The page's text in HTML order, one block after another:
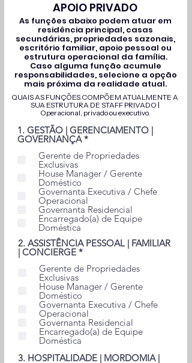
APOIO PRIVADO
As funções abaixo podem atuar em
residência principal, casas
secundárias, propriedades sazonais,
escritório familiar, apoio pessoal ou
estrutura operacional da família.
Caso alguma função acumule
responsabilidades, selecione a opção
mais próxima da realidade atual.
QUAIS AS FUNÇÕES COMPÕEM ATUALMENTE A
SUA ESTRUTURA DE STAFF PRIVADO |
Operacional, privado ou executivo.
1. GESTÃO | GERENCIAMENTO |
GOVERNANÇA *O
r
g
t
r
i
Gerente de Propriedades
Exclusivas
House Manager / Gerente
Doméstico
Governanta Executiva / Chefe
Operacional
Governanta Residencial
Encarregado(a) de Equipe
Doméstica
2. ASSISTÊNCIA PESSOAL | FAMILIAR
| CONCIERGE *O
r
g
t
ó
r
i
Gerente de Propriedades
Exclusivas
House Manager / Gerente
Doméstico
Governanta Executiva / Chefe
Operacional
Governanta Residencial
Encarregado(a) de Equipe
Doméstica
3. HOSPITALIDADE | MORDOMIA |